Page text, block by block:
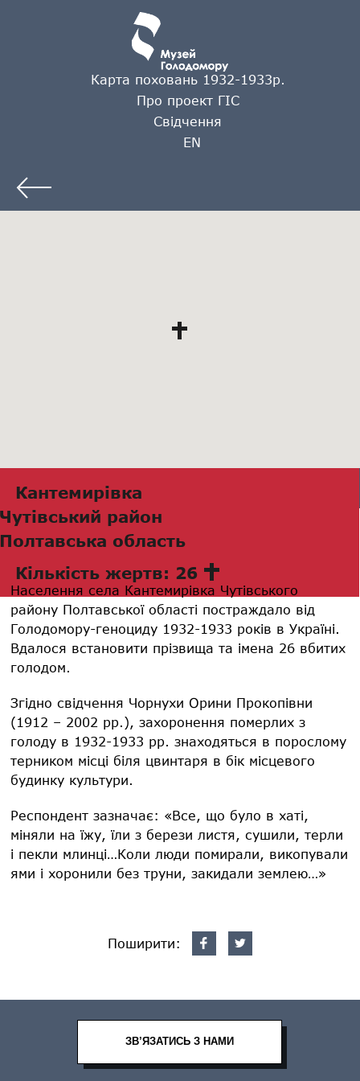
Карта поховань 1932-1933р.
Про проект ГІС
Свідчення
EN
Кантемирівка
Чутівський район
Полтавська область
Кількість жертв: 26
Населення села Кантемирівка Чутівського
району Полтавської області постраждало від
Голодомору-геноциду 1932-1933 років в Україні.
Вдалося встановити прізвища та імена 26 вбитих
голодом.
Згідно свідчення Чорнухи Орини Прокопівни
(1912 – 2002 рр.), захоронення померлих з
голоду в 1932-1933 рр. знаходяться в порослому
терником місці біля цвинтаря в бік місцевого
будинку культури.
Респондент зазначає: «Все, що було в хаті,
міняли на їжу, їли з берези листя, сушили, терли
і пекли млинці…Коли люди помирали, викопували
ями і хоронили без труни, закидали землею…»
Поширити:
ЗВ’ЯЗАТИСЬ З НАМИ